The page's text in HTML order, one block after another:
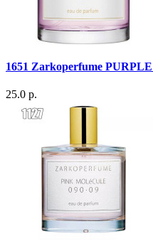
1651 Zarkoperfume
25.0 р.